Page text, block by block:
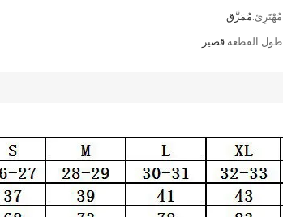
مُهْتَرِئ:مُمَزَّق
طول القطعة:قصير